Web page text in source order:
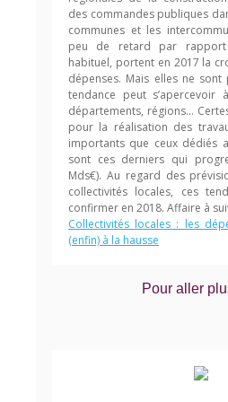
des commandes publiques
communes et les
peu de retard par rapport
habituel, portent en 2017 la
dépenses. Mais elles ne sont
tendance peut s’apercevoir
départements, régions…
pour la réalisation des
importants que ceux dédiés
sont ces derniers qui
Mds€). Au regard des
collectivités locales, ces
confirmer en 2018. Affaire à
Collectivités locales : les
(enfin) à la hausse
Pour aller